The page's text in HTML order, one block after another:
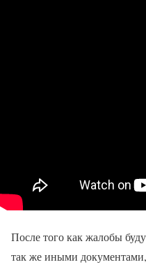
После того как жалобы
так же иными